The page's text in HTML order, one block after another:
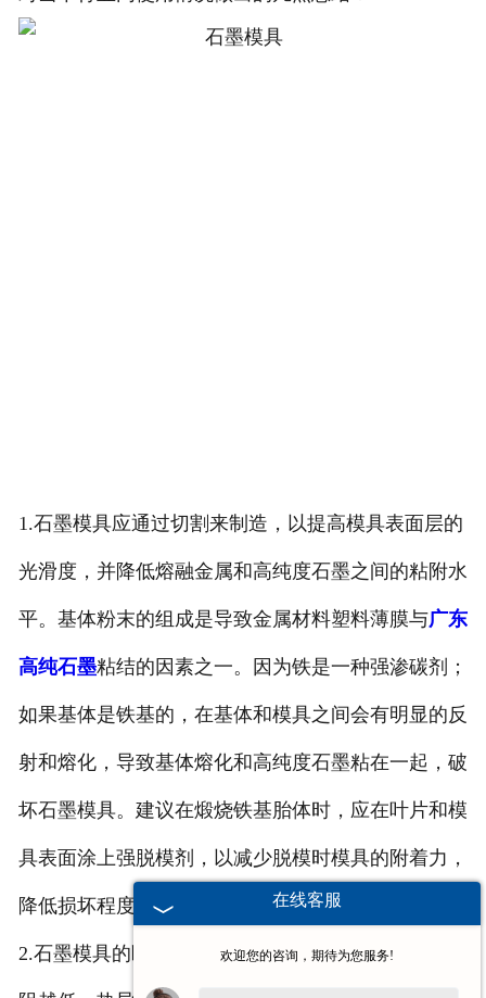
1.石墨模具应通过切割来制造，以提高模具表面层的
光滑度，并降低熔融金属和高纯度石墨之间的粘附水
平。基体粉末的组成是导致金属材料塑料薄膜与广东
高纯石墨粘结的因素之一。因为铁是一种强渗碳剂；
如果基体是铁基的，在基体和模具之间会有明显的反
射和熔化，导致基体熔化和高纯度石墨粘在一起，破
坏石墨模具。建议在煅烧铁基胎体时，应在叶片和模
具表面涂上强脱模剂，以减少脱模时模具的附着力，
降低损坏程度，提高模具的使用寿命。
2.石墨模具的断裂损伤也与石墨材料的电阻有关。电
在线客服
欢迎您的咨询，期待为您服务!